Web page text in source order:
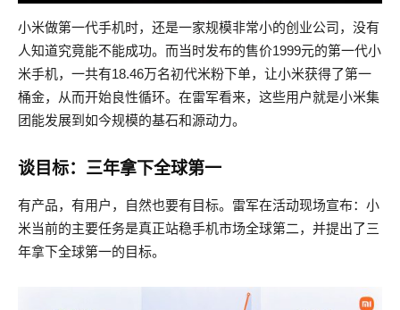
小米做第一代手机时，还是一家规模非常小的创业公司，没有
人知道究竟能不能成功。而当时发布的售价1999元的第一代小
米手机，一共有18.46万名初代米粉下单，让小米获得了第一
桶金，从而开始良性循环。在雷军看来，这些用户就是小米集
团能发展到如今规模的基石和源动力。
谈目标：三年拿下全球第一
有产品，有用户，自然也要有目标。雷军在活动现场宣布：小
米当前的主要任务是真正站稳手机市场全球第二，并提出了三
年拿下全球第一的目标。